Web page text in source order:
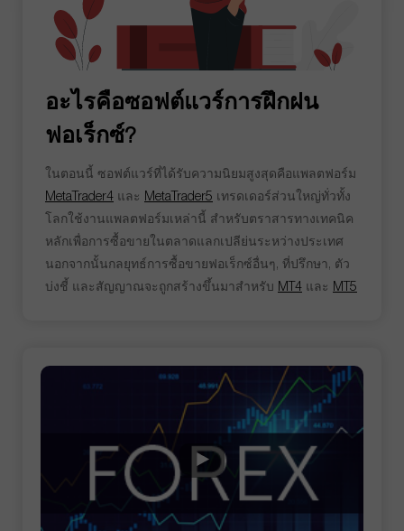
อะไรคือซอฟต์แวร์การฝึกฝน
ฟอเร็กซ์?
ในตอนนี้ ซอฟต์แวร์ที่ได้รับความนิยมสูงสุดคือแพลตฟอร์ม
MetaTrader4 และ MetaTrader5 เทรดเดอร์ส่วนใหญ่ทั่วทั้ง
โลกใช้งานแพลตฟอร์มเหล่านี้ สำหรับตราสารทางเทคนิค
หลักเพื่อการซื้อขายในตลาดแลกเปลีย่นระหว่างประเทศ
นอกจากนั้นกลยุทธ์การซื้อขายฟอเร็กซ์อื่นๆ, ที่ปรึกษา, ตัว
บ่งชี้ และสัญญาณจะถูกสร้างขึ้นมาสำหรับ
MT4 และ MT5